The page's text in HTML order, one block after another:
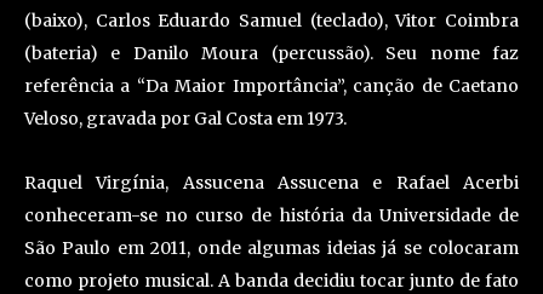
(baixo), Carlos Eduardo Samuel (teclado), Vitor Coimbra
(bateria) e Danilo Moura (percussão). Seu nome faz
referência a “Da Maior Importância”, canção de Caetano
Veloso, gravada por Gal Costa em 1973.
Raquel Virgínia, Assucena Assucena e Rafael Acerbi
conheceram-se no curso de história da Universidade de
São Paulo em 2011, onde algumas ideias já se colocaram
como projeto musical. A banda decidiu tocar junto de fato